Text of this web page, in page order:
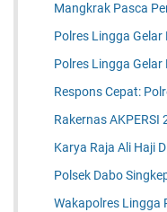
Mangkrak Pasca
Polres Lingga
Polres Lingga
Respons Cepat:
Rakernas
Karya Raja Ali Haji
Polsek Dabo
Wakapolres Lingga